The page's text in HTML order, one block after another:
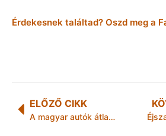
Érdekesnek találtad? Oszd meg a
ELŐZŐ CIKK
A magyar autók átlagos életkora 12 év